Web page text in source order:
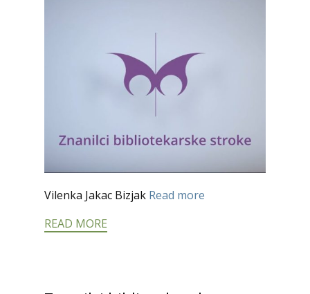
Vilenka Jakac Bizjak Read more
READ MORE